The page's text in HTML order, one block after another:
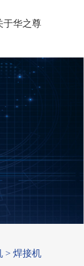
于华之尊
> 焊接机